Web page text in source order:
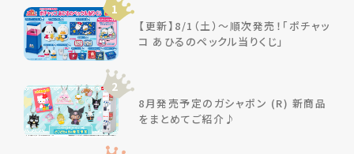
1
【更新】8/1（土）～順次発売！「ポチャッ
コ あひるのペックル当りくじ」
2
8月発売予定のガシャポン (R) 新商品
をまとめてご紹介♪